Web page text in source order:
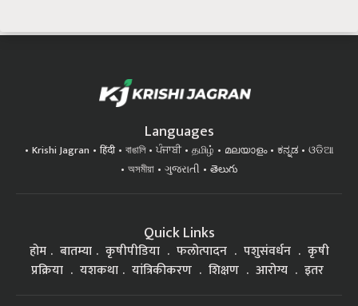
Languages
Krishi Jagran हिंदी বাঙালি ਪੰਜਾਬੀ தமிழ் മലയാളം ಕನ್ನಡ
ଓଡିଆ
অসমীয়া
ગુજરાતી తెలుగు
Quick Links
होम बातम्या कृषीपीडिया फलोत्पादन पशुसंवर्धन
कृषी
प्रक्रिया
यशकथा यांत्रिकीकरण शिक्षण आरोग्य इतर